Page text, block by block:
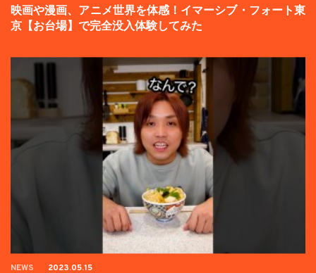
映画や漫画、アニメ世界を体感！イマーシブ・フォート東
京【お台場】で完全没入体験してみた
NEWS 2023.05.15